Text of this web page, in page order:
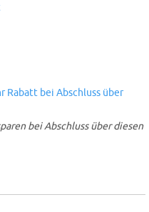
bei Abschluss über diesen